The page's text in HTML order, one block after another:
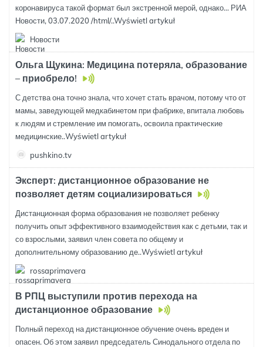
коронавируса такой формат был экстренной мерой, однако... РИА
Новости, 03.07.2020 /html/..Wyświetl artykuł
Новости
Ольга Щукина: Медицина потеряла, образование
– приобрело!
С детства она точно знала, что хочет стать врачом, потому что от
мамы, заведующей медкабинетом при фабрике, впитала любовь
к людям и стремление им помогать, освоила практические
медицинские..Wyświetl artykuł
pushkino.tv
Эксперт: дистанционное образование не
позволяет детям социализироваться
Дистанционная форма образования не позволяет ребенку
получить опыт эффективного взаимодействия как с детьми, так и
со взрослыми, заявил член совета по общему и
дополнительному образованию де..Wyświetl artykuł
rossaprimavera
В РПЦ выступили против перехода на
дистанционное образование
Полный переход на дистанционное обучение очень вреден и
опасен. Об этом заявил председатель Синодального отдела по